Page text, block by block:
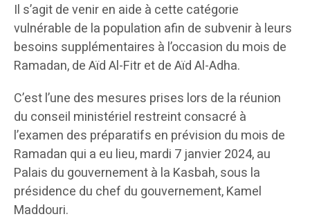
Il s’agit de venir en aide à cette catégorie
vulnérable de la population afin de subvenir à leurs
besoins supplémentaires à l’occasion du mois de
Ramadan, de Aïd Al-Fitr et de Aïd Al-Adha.
C’est l’une des mesures prises lors de la réunion
du conseil ministériel restreint consacré à
l’examen des préparatifs en prévision du mois de
Ramadan qui a eu lieu, mardi 7 janvier 2024, au
Palais du gouvernement à la Kasbah, sous la
présidence du chef du gouvernement, Kamel
Maddouri.